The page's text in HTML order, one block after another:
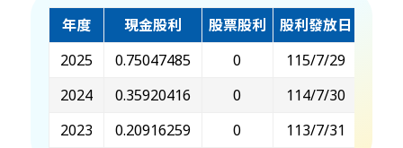
年度 現金股利 股票股利 股利發放日
2025
0.75047485 0 115/7/29
2024
0.35920416 0 114/7/30
2023
0.20916259 0 113/7/31